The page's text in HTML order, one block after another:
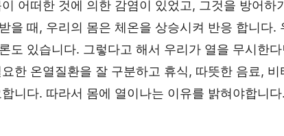
어떠한 것에 의한 감염이 있었고, 그것을 방어하
을 때, 우리의 몸은 체온을 상승시켜 반응 합니다.
도 있습니다. 그렇다고 해서 우리가 열을 무시한
한 온열질환을 잘 구분하고 휴식, 따뜻한 음료,
니다. 따라서 몸에 열이나는 이유를 밝혀야합니다.